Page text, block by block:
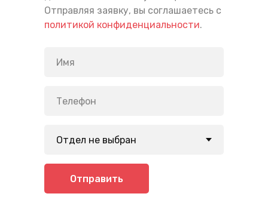
Отправляя заявку, вы соглашаетесь с
политикой конфиденциальности.
Отправить